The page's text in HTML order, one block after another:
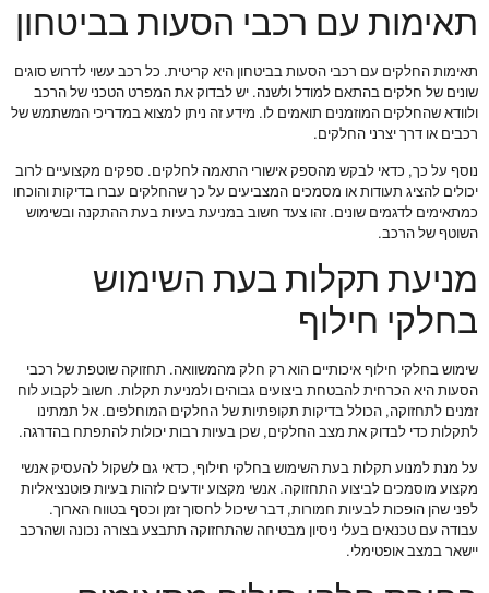
תאימות עם רכבי הסעות בביטחון
תאימות החלקים עם רכבי הסעות בביטחון היא קריטית. כל רכב עשוי לדרוש סוגים
שונים של חלקים בהתאם למודל ולשנה. יש לבדוק את המפרט הטכני של הרכב
ולוודא שהחלקים המוזמנים תואמים לו. מידע זה ניתן למצוא במדריכי המשתמש של
רכבים או דרך יצרני החלקים.
נוסף על כך, כדאי לבקש מהספק אישורי התאמה לחלקים. ספקים מקצועיים לרוב
יכולים להציג תעודות או מסמכים המצביעים על כך שהחלקים עברו בדיקות והוכחו
כמתאימים לדגמים שונים. זהו צעד חשוב במניעת בעיות בעת ההתקנה ובשימוש
השוטף של הרכב.
מניעת תקלות בעת השימוש
בחלקי חילוף
שימוש בחלקי חילוף איכותיים הוא רק חלק מהמשוואה. תחזוקה שוטפת של רכבי
הסעות היא הכרחית להבטחת ביצועים גבוהים ולמניעת תקלות. חשוב לקבוע לוח
זמנים לתחזוקה, הכולל בדיקות תקופתיות של החלקים המוחלפים. אל תמתינו
לתקלות כדי לבדוק את מצב החלקים, שכן בעיות רבות יכולות להתפתח בהדרגה.
על מנת למנוע תקלות בעת השימוש בחלקי חילוף, כדאי גם לשקול להעסיק אנשי
מקצוע מוסמכים לביצוע התחזוקה. אנשי מקצוע יודעים לזהות בעיות פוטנציאליות
לפני שהן הופכות לבעיות חמורות, דבר שיכול לחסוך זמן וכסף בטווח הארוך.
עבודה עם טכנאים בעלי ניסיון מבטיחה שהתחזוקה תתבצע בצורה נכונה ושהרכב
יישאר במצב אופטימלי.